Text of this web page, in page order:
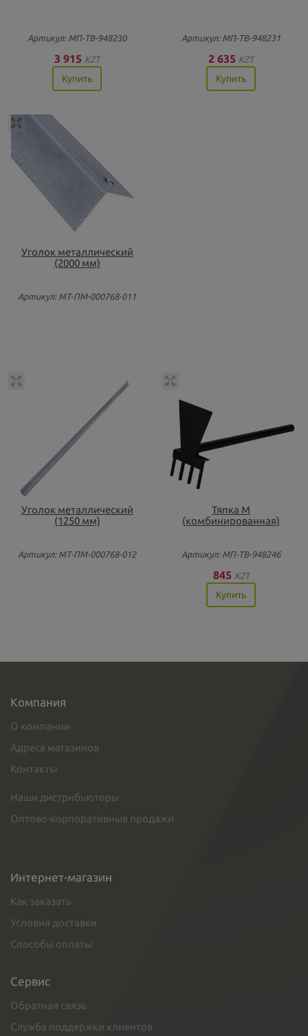
Артикул: МП-ТВ-948230
3 915 KZT
Купить
Артикул: МП-ТВ-948231
2 635 KZT
Купить
Уголок металлический
(2000 мм)
Артикул: МТ-ПМ-000768-011
Уголок металлический
(1250 мм)
Артикул: МТ-ПМ-000768-012
Тяпка М
(комбинированная)
Артикул: МП-ТВ-948246
845 KZT
Купить
Компания
О компании
Адреса магазинов
Контакты
Наши дистрибьюторы
Оптово-корпоративные продажи
Интернет-магазин
Как заказать
Условия доставки
Способы оплаты
Сервис
Обратная связь
Служба поддержки клиентов